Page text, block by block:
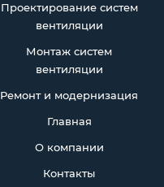
Проектирование систем
вентиляции
Монтаж систем
вентиляции
Ремонт и модернизация
Главная
О компании
Контакты